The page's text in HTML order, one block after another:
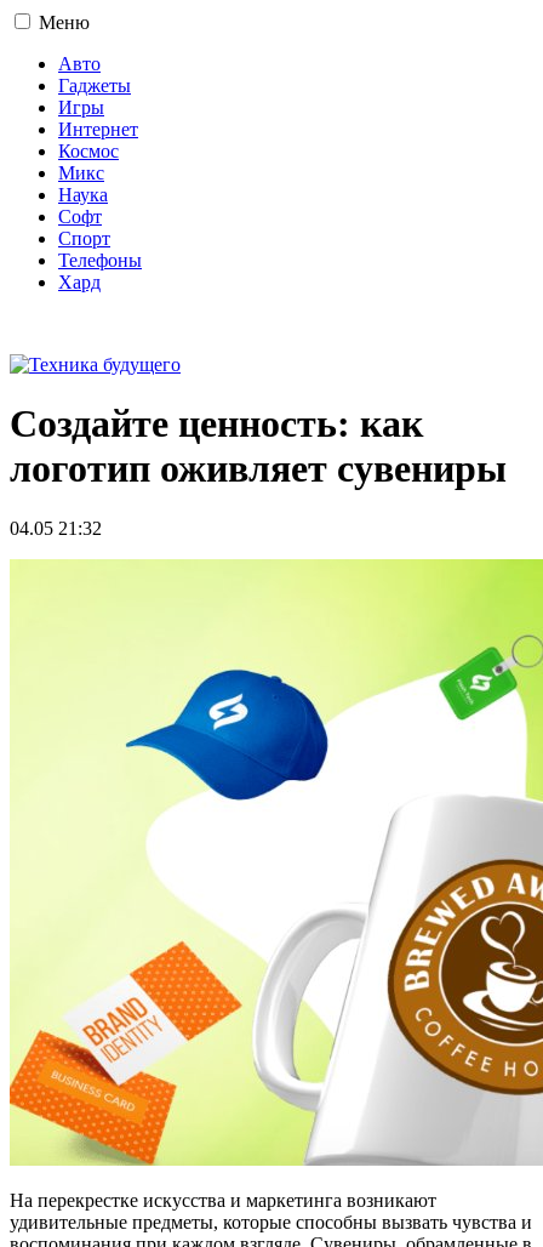
Меню
Авто
Гаджеты
Игры
Интернет
Космос
Микс
Наука
Софт
Спорт
Телефоны
Хард
Создайте ценность: как
логотип оживляет сувениры
04.05 21:32
На перекрестке искусства и маркетинга возникают
удивительные предметы, которые способны вызвать чувства и